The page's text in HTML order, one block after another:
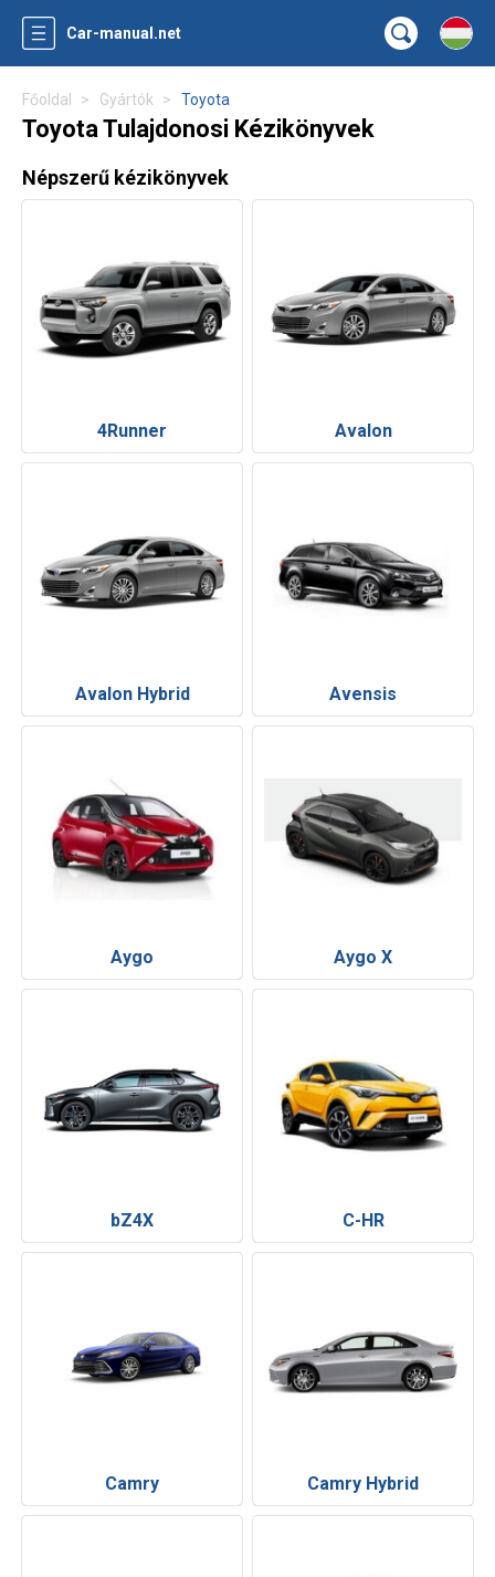
Car-manual.net
Főoldal Gyártók Toyota
Toyota Tulajdonosi Kézikönyvek
Népszerű kézikönyvek
4Runner Avalon
Avalon Hybrid Avensis
Aygo Aygo X
bZ4X C-HR
Camry Camry Hybrid